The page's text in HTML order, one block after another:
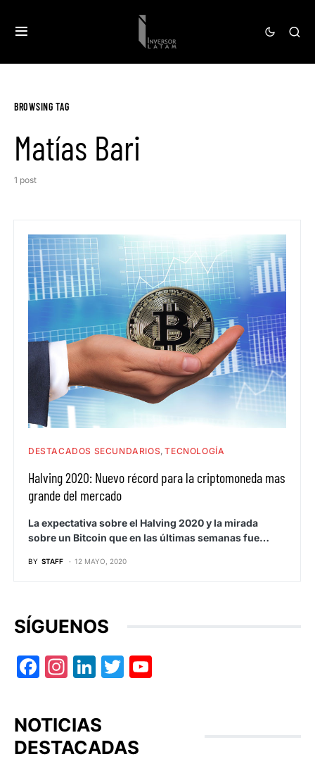
BROWSING TAG
Matías Bari
1 post
DESTACADOS SECUNDARIOS TECNOLOGÍA
Halving 2020: Nuevo récord para la criptomoneda mas
grande del mercado
La expectativa sobre el Halving 2020 y la mirada
sobre un Bitcoin que en las últimas semanas fue…
BY STAFF 12 MAYO, 2020
SÍGUENOS
Facebook
Instagram
LinkedIn
Twitter
NOTICIAS
DESTACADAS